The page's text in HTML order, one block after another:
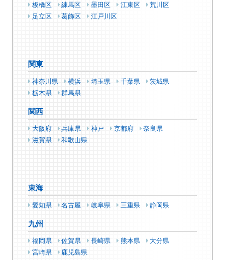
板橋区
練馬区 墨田区 江東区
荒川区
足立区
葛飾区 江戸川区
関東
神奈川県 横浜 埼玉県 千葉県
茨城県
栃木県
群馬県
関西
大阪府 兵庫県 神戸 京都府
奈良県
滋賀県
和歌山県
東海
愛知県 名古屋 岐阜県 三重県 静岡県
九州
福岡県 佐賀県 長崎県 熊本県
大分県
宮崎県
鹿児島県